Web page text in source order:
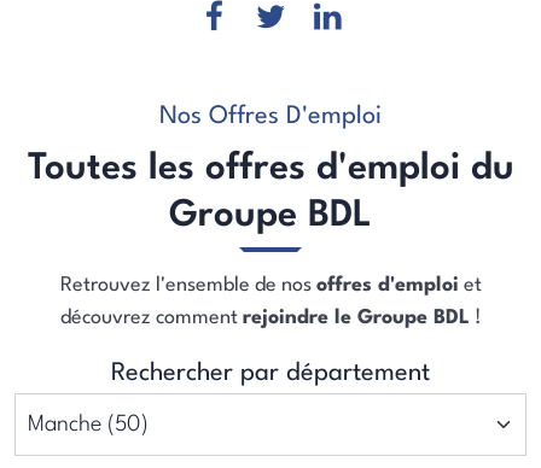
Nos Offres D'emploi
Toutes les offres d'emploi du
Groupe BDL
Retrouvez l'ensemble de nos offres d'emploi et
découvrez comment rejoindre le Groupe BDL !
Rechercher par département